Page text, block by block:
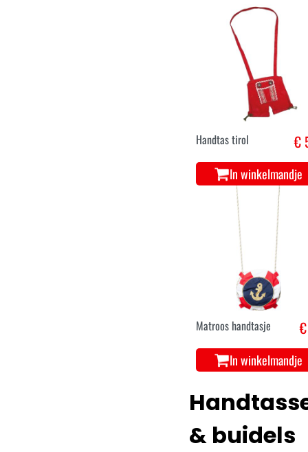
Handtas tirol €
In winkelmandje
Matroos handtasje
In winkelmandje
& buidels